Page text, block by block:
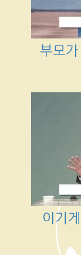
부모
이기